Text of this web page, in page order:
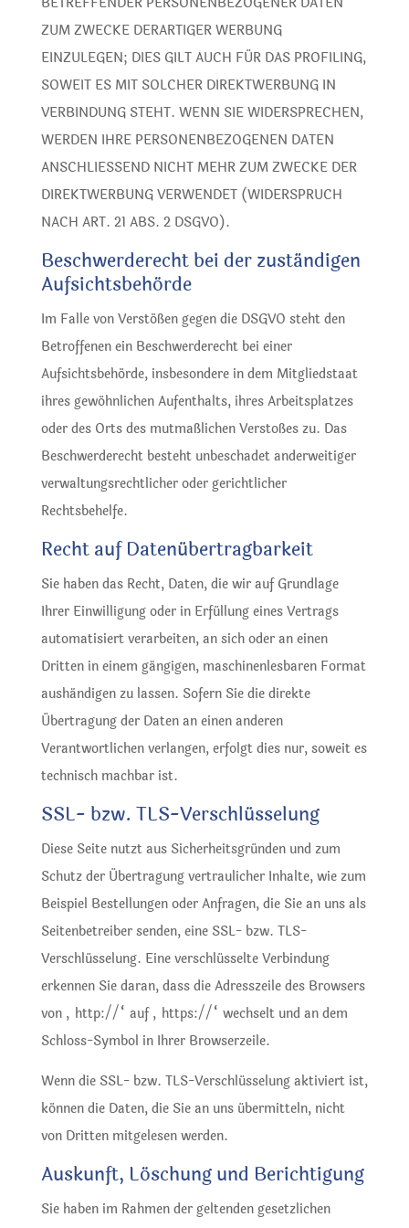
ZUM ZWECKE DERARTIGER WERBUNG
EINZULEGEN; DIES GILT AUCH FÜR DAS PROFILING,
SOWEIT ES MIT SOLCHER DIREKTWERBUNG IN
VERBINDUNG STEHT. WENN SIE WIDERSPRECHEN,
WERDEN IHRE PERSONENBEZOGENEN DATEN
ANSCHLIESSEND NICHT MEHR ZUM ZWECKE DER
DIREKTWERBUNG VERWENDET (WIDERSPRUCH
NACH ART. 21 ABS. 2 DSGVO).
Beschwerde­recht bei der zuständigen
Aufsichts­behörde
Im Falle von Verstößen gegen die DSGVO steht den
Betroffenen ein Beschwerderecht bei einer
Aufsichtsbehörde, insbesondere in dem Mitgliedstaat
ihres gewöhnlichen Aufenthalts, ihres Arbeitsplatzes
oder des Orts des mutmaßlichen Verstoßes zu. Das
Beschwerderecht besteht unbeschadet anderweitiger
verwaltungsrechtlicher oder gerichtlicher
Rechtsbehelfe.
Recht auf Daten­übertrag­barkeit
Sie haben das Recht, Daten, die wir auf Grundlage
Ihrer Einwilligung oder in Erfüllung eines Vertrags
automatisiert verarbeiten, an sich oder an einen
Dritten in einem gängigen, maschinenlesbaren Format
aushändigen zu lassen. Sofern Sie die direkte
Übertragung der Daten an einen anderen
Verantwortlichen verlangen, erfolgt dies nur, soweit es
technisch machbar ist.
SSL- bzw. TLS-Verschlüsselung
Diese Seite nutzt aus Sicherheitsgründen und zum
Schutz der Übertragung vertraulicher Inhalte, wie zum
Beispiel Bestellungen oder Anfragen, die Sie an uns als
Seitenbetreiber senden, eine SSL- bzw. TLS-
Verschlüsselung. Eine verschlüsselte Verbindung
erkennen Sie daran, dass die Adresszeile des Browsers
von „http://“ auf „https://“ wechselt und an dem
Schloss-Symbol in Ihrer Browserzeile.
Wenn die SSL- bzw. TLS-Verschlüsselung aktiviert ist,
können die Daten, die Sie an uns übermitteln, nicht
von Dritten mitgelesen werden.
Auskunft, Löschung und Berichtigung
Sie haben im Rahmen der geltenden gesetzlichen